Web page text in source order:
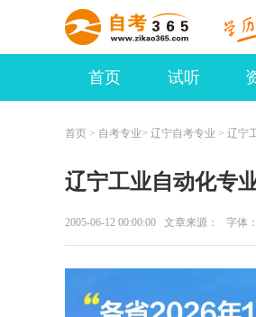
首页 试听
首页 > 自考专业> 辽宁自考专业 > 辽宁
辽宁工业自动化专
2005-06-12 00:00:00 文章来源： 字体：